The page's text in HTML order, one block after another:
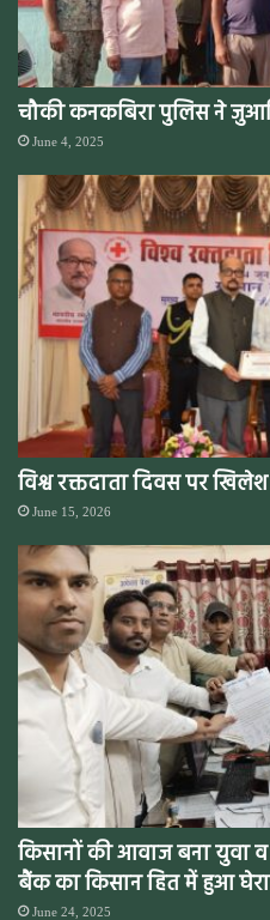
चौकी कनकबिरा पुलिस ने
June 4, 2025
विश्व रक्तदाता दिवस पर
June 15, 2026
किसानों की आवाज बना युवा
बैंक का किसान हित में हुआ
June 24, 2025